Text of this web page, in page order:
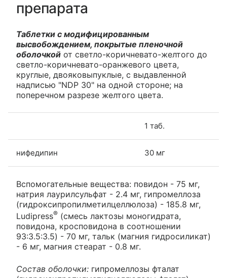
препарата
Таблетки с модифицированным
высвобождением, покрытые пленочной
оболочкой от светло-коричневато-желтого до
светло-коричневато-оранжевого цвета,
круглые, двояковыпуклые, с выдавленной
надписью "NDP 30" на одной стороне; на
поперечном разрезе желтого цвета.
1 таб.
нифедипин 30 мг
Вспомогательные вещества: повидон - 75 мг,
натрия лаурилсульфат - 2.4 мг, гипромеллоза
(гидроксипропилметилцеллюлоза) - 185.8 мг,
Ludipress® (смесь лактозы моногидрата,
повидона, кросповидона в соотношении
93:3.5:3.5) - 70 мг, тальк (магния гидросиликат)
- 6 мг, магния стеарат - 0.8 мг.
Состав оболочки: гипромеллозы фталат